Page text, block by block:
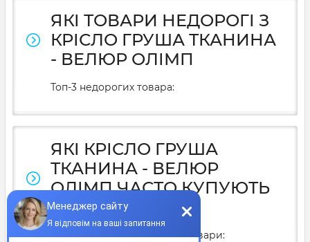
ЯКІ ТОВАРИ НЕДОРОГІ З
КРІСЛО ГРУША ТКАНИНА
- ВЕЛЮР ОЛІМП
Топ-3 недорогих товара:
ЯКІ КРІСЛО ГРУША
ТКАНИНА - ВЕЛЮР
ОЛІМП ЧАСТО КУПУЮТЬ
У 2025Р.
У 2025 році часто купують товари: